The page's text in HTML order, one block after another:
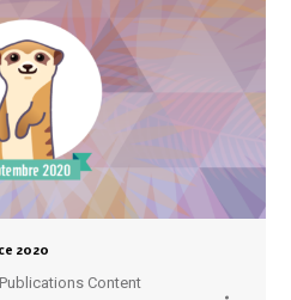
2020
Publications Content